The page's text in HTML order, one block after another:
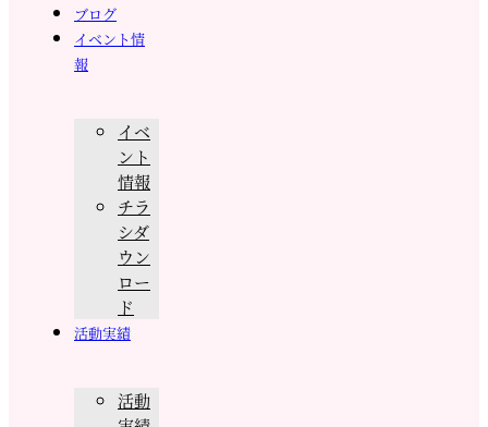
ブログ
イベント情
報
イベ
ント
情報
チラ
シダ
ウン
ロー
ド
活動実績
活動